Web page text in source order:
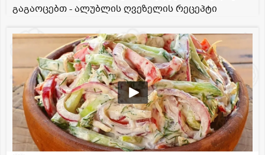
გაგაოცებთ - ალუბლის ღვეზელის რეცეპტი